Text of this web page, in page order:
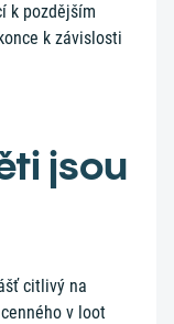
k pozdějším
k závislosti
jsou
citlivý na
v loot